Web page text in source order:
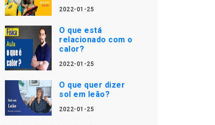
2022-01-25
O que está
relacionado com o
calor?
2022-01-25
O que quer dizer
sol em leão?
2022-01-25